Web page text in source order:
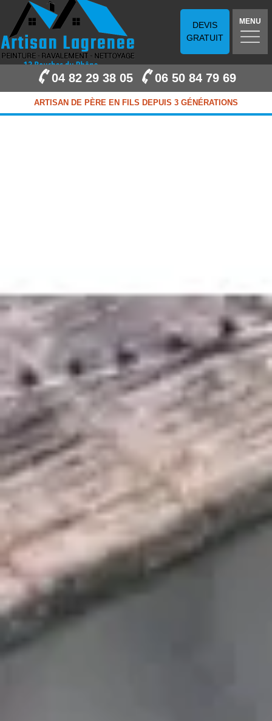
DEVIS
GRATUIT
MENU
04 82 29 38 05 06 50 84 79 69
ARTISAN DE PÈRE EN FILS DEPUIS 3 GÉNÉRATIONS